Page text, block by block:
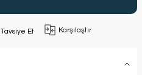
Tavsiye Et Karşılaştır